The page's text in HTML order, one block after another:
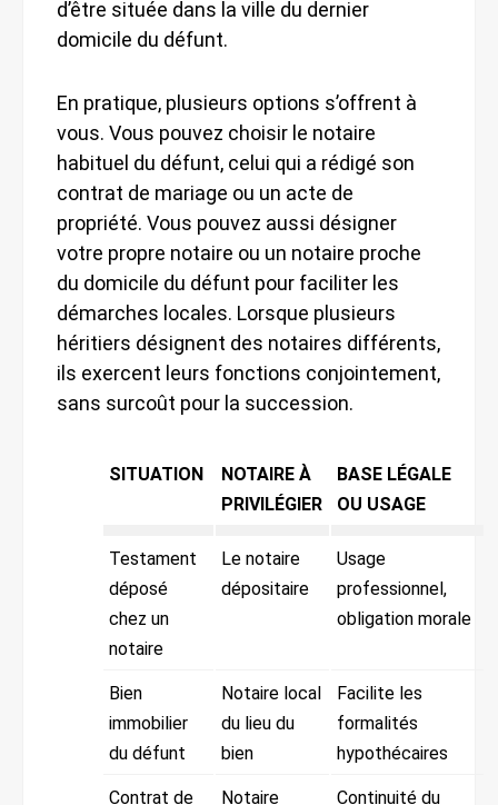
d’être située dans la ville du dernier
domicile du défunt.
En pratique, plusieurs options s’offrent à
vous. Vous pouvez choisir le notaire
habituel du défunt, celui qui a rédigé son
contrat de mariage ou un acte de
propriété. Vous pouvez aussi désigner
votre propre notaire ou un notaire proche
du domicile du défunt pour faciliter les
démarches locales. Lorsque plusieurs
héritiers désignent des notaires différents,
ils exercent leurs fonctions conjointement,
sans surcoût pour la succession.
SITUATION
NOTAIRE À
PRIVILÉGIER
BASE LÉGALE
OU USAGE
Testament
déposé
chez un
notaire
Le notaire
dépositaire
Usage
professionnel,
obligation morale
Bien
immobilier
du défunt
Notaire local
du lieu du
bien
Facilite les
formalités
hypothécaires
Contrat de Notaire Continuité du